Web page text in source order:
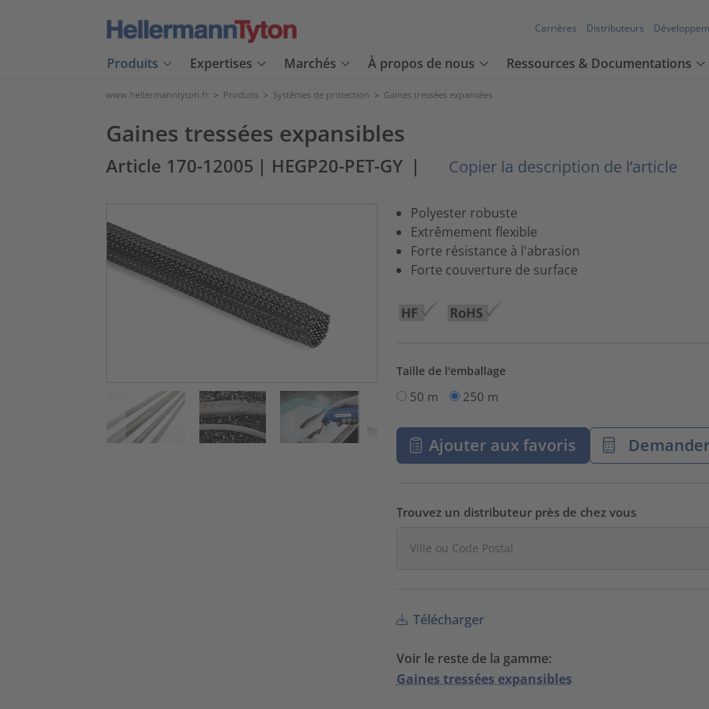
Carrières Distributeurs
Produits Expertises Marchés À propos de nous Ressources & Documentations
www.hellermanntyton.fr > Produits > Systèmes de protection > Gaines tressées expansées
Gaines tressées expansibles
Article 170-12005 | HEGP20-PET-GY | Copier la description de l’article
Polyester robuste
Extrêmement flexible
Forte résistance à l'abrasion
Forte couverture de surface
Taille de l'emballage
50 m 250 m
Ajouter aux favoris
Trouvez un distributeur près de chez vous
Télécharger
Voir le reste de la gamme:
Gaines tressées expansibles